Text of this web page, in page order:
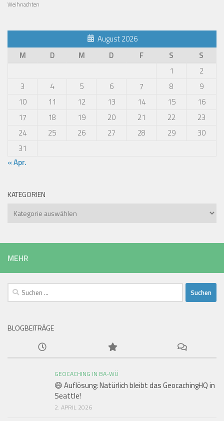
Weihnachten
August 2026
M
D M D F S
S
1
2
3
4 5 6 7 8
9
10
11 12 13 14 15
16
17
18 19 20 21 22
23
24
25 26 27 28 29
30
31
« Apr.
KATEGORIEN
Kategorien
MEHR
Suchen
nach:
BLOGBEITRÄGE
GEOCACHING IN BA-WÜ
😄 Auflösung: Natürlich bleibt das GeocachingHQ in
Seattle!
2. APRIL 2026